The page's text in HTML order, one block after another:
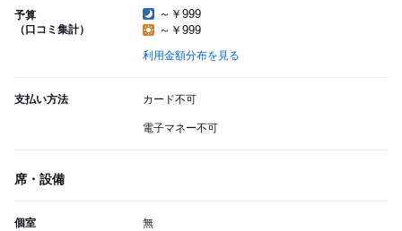
予算
（口コミ集計）
～￥999
～￥999
利用金額分布を見る
支払い方法 カード不可
電子マネー不可
席・設備
個室 無